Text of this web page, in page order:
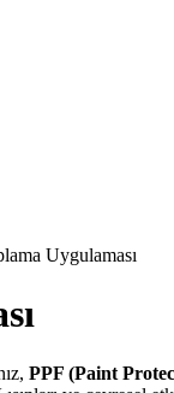
Uygulaması
PPF (Paint